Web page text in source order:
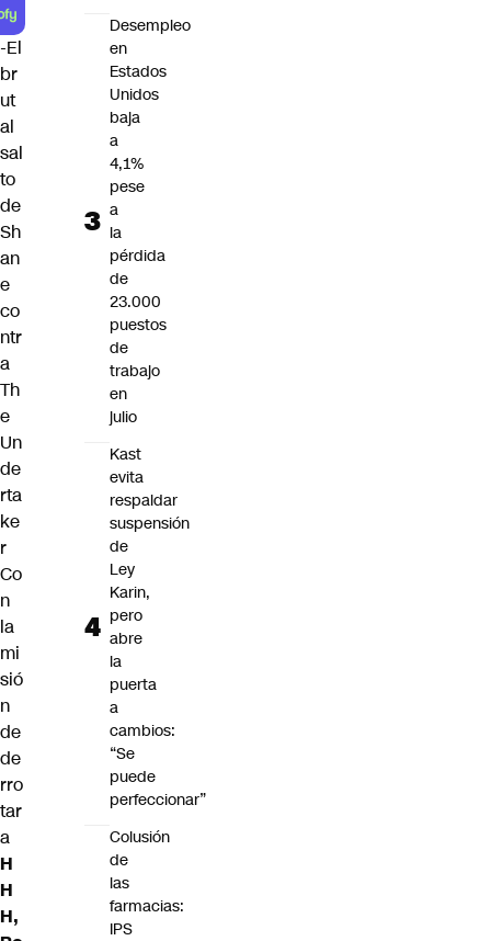
-El
br
ut
al
sal
to
de
Sh
an
e
co
ntr
a
Th
e
Un
de
rta
ke
r
Co
n
la
mi
sió
n
de
de
rro
tar
a
H
H
H,
Desempleo
en
Estados
Unidos
baja
a
4,1%
pese
a
la
pérdida
de
23.000
puestos
de
trabajo
en
julio
Kast
evita
respaldar
suspensión
de
Ley
Karin,
pero
abre
la
puerta
a
cambios:
“Se
puede
perfeccionar”
Colusión
de
las
farmacias:
IPS